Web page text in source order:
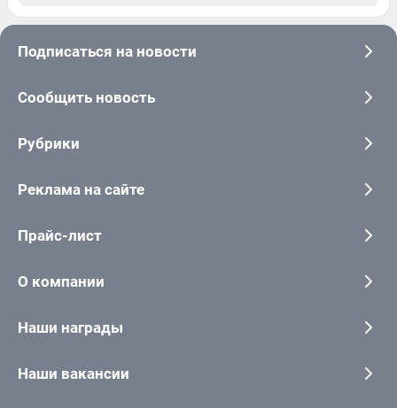
Подписаться на новости
Сообщить новость
Рубрики
Реклама на сайте
Прайс-лист
О компании
Наши награды
Наши вакансии